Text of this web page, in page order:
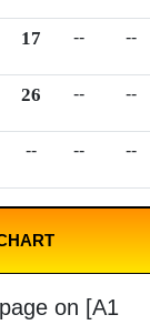
17 -- --
26 -- --
-- -- --
on [A1